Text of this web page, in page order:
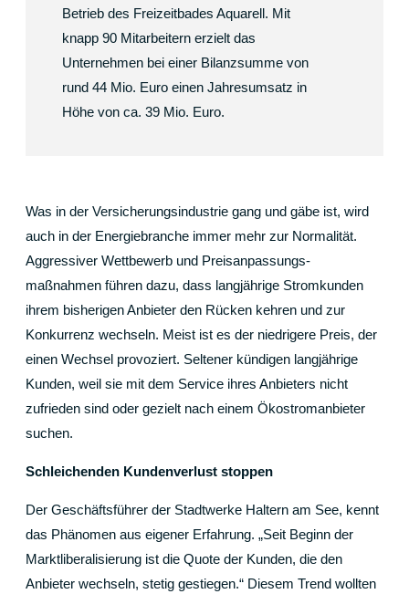
Betrieb des Freizeitbades Aquarell. Mit
knapp 90 Mitarbeitern erzielt das
Unternehmen bei einer Bilanzsumme von
rund 44 Mio. Euro einen Jahresumsatz in
Höhe von ca. 39 Mio. Euro.
Was in der Versicherungsindustrie gang und gäbe ist, wird
auch in der Energiebranche immer mehr zur Normalität.
Aggressiver Wettbewerb und Preisanpassungs-
maßnahmen führen dazu, dass langjährige Stromkunden
ihrem bisherigen Anbieter den Rücken kehren und zur
Konkurrenz wechseln. Meist ist es der niedrigere Preis, der
einen Wechsel provoziert. Seltener kündigen langjährige
Kunden, weil sie mit dem Service ihres Anbieters nicht
zufrieden sind oder gezielt nach einem Ökostromanbieter
suchen.
Schleichenden Kundenverlust stoppen
Der Geschäftsführer der Stadtwerke Haltern am See, kennt
das Phänomen aus eigener Erfahrung. „Seit Beginn der
Marktliberalisierung ist die Quote der Kunden, die den
Anbieter wechseln, stetig gestiegen.“ Diesem Trend wollten